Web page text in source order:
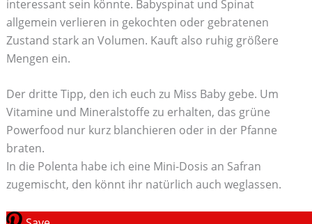
interessant sein könnte. Babyspinat und Spinat
allgemein verlieren in gekochten oder gebratenen
Zustand stark an Volumen. Kauft also ruhig größere
Mengen ein.
Der dritte Tipp, den ich euch zu Miss Baby gebe. Um
Vitamine und Mineralstoffe zu erhalten, das grüne
Powerfood nur kurz blanchieren oder in der Pfanne
braten.
In die Polenta habe ich eine Mini-Dosis an Safran
zugemischt, den könnt ihr natürlich auch weglassen.